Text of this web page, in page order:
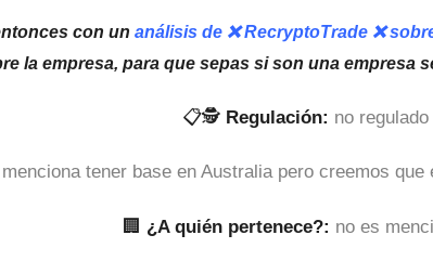
con un análisis de ❌ RecryptoTrade ❌
la empresa, para que sepas si son una empresa
📋🕵 Regulación: no regulado
menciona tener base en Australia pero creemos
🏢 ¿A quién pertenece?: no es